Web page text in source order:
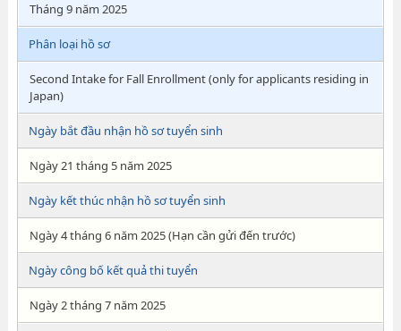
Tháng 9 năm 2025
Phân loại hồ sơ
Second Intake for Fall Enrollment (only for applicants residing in
Japan)
Ngày bắt đầu nhận hồ sơ tuyển sinh
Ngày 21 tháng 5 năm 2025
Ngày kết thúc nhận hồ sơ tuyển sinh
Ngày 4 tháng 6 năm 2025 (Hạn cần gửi đến trước)
Ngày công bố kết quả thi tuyển
Ngày 2 tháng 7 năm 2025